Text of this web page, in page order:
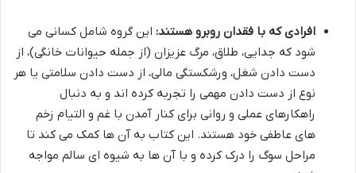
افرادی که با فقدان روبرو هستند: این گروه شامل کسانی می
شود که جدایی، طلاق، مرگ عزیزان (از جمله حیوانات خانگی)، از
دست دادن شغل، ورشکستگی مالی، از دست دادن سلامتی یا هر
نوع از دست دادن مهمی را تجربه کرده اند و به دنبال
راهکارهای عملی و روانی برای کنار آمدن با غم و التیام زخم
های عاطفی خود هستند. این کتاب به آن ها کمک می کند تا
مراحل سوگ را درک کرده و با آن ها به شیوه ای سالم مواجه